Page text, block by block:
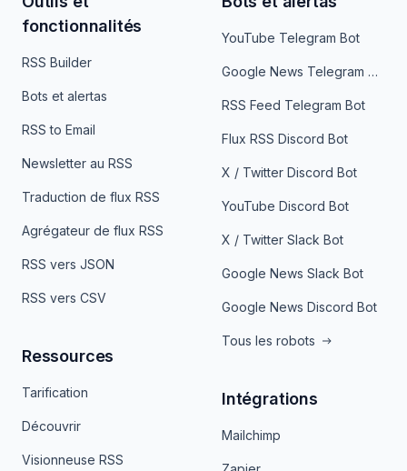
fonctionnalités
RSS Builder
Bots et alertas
RSS to Email
Newsletter au RSS
Traduction de flux RSS
Agrégateur de flux RSS
RSS vers JSON
RSS vers CSV
Ressources
Tarification
Découvrir
Visionneuse RSS
YouTube Telegram Bot
Google News Telegram Bot
RSS Feed Telegram Bot
Flux RSS Discord Bot
X / Twitter Discord Bot
YouTube Discord Bot
X / Twitter Slack Bot
Google News Slack Bot
Google News Discord Bot
Tous les robots
Intégrations
Mailchimp